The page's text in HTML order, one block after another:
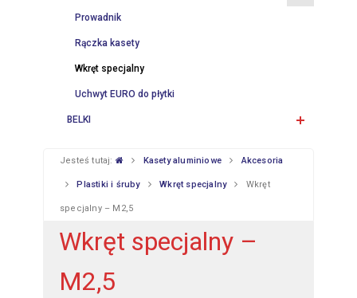
Prowadnik
Rączka kasety
Wkręt specjalny
Uchwyt EURO do płytki
BELKI
Jesteś tutaj: Kasety aluminiowe Akcesoria
Plastiki i śruby Wkręt specjalny Wkręt
specjalny – M2,5
Wkręt specjalny –
M2,5